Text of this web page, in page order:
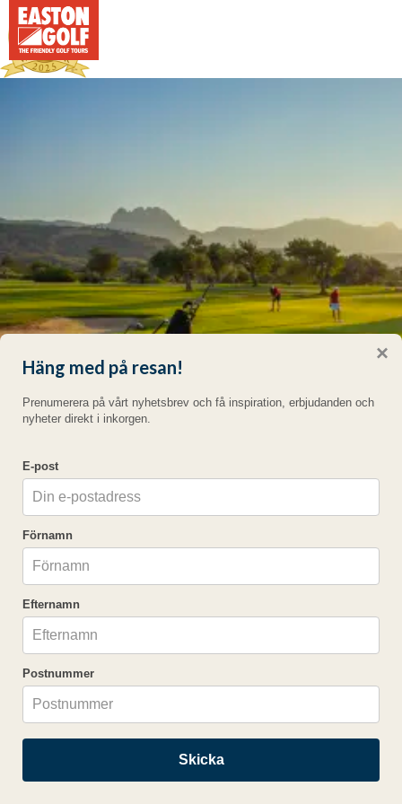
Fel
×
Häng med på resan!
Prenumerera på vårt nyhetsbrev och få inspiration, erbjudanden och
nyheter direkt i inkorgen.
E-post
Förnamn
Efternamn
Postnummer
Skicka